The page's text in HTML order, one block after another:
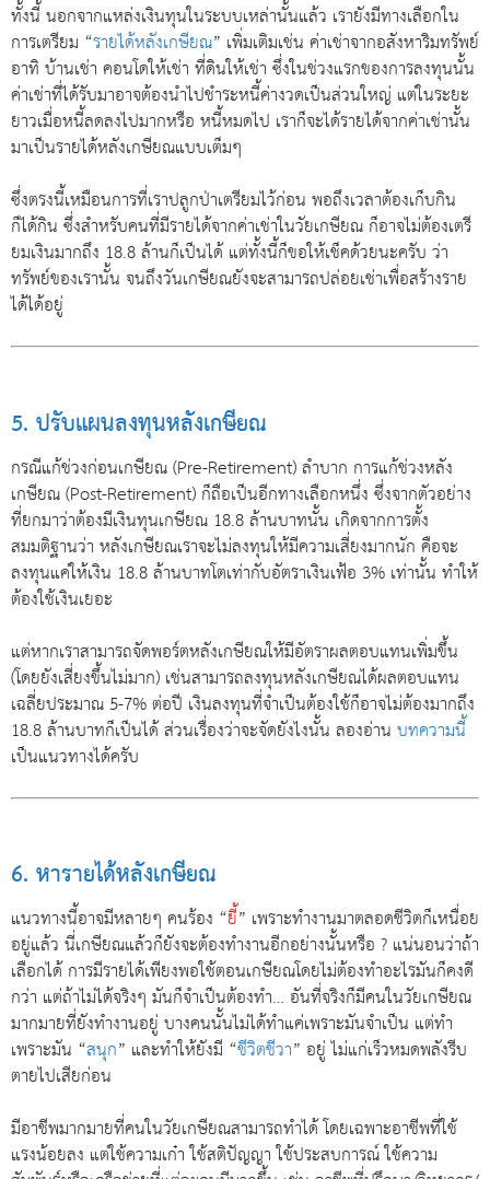
ทั้งนี้ นอกจากแหล่งเงินทุนในระบบเหล่านั้นแล้ว เรายังมีทางเลือกใน
การเตรียม “รายได้หลังเกษียณ” เพิ่มเติมเช่น ค่าเช่าจากอสังหาริมทรัพย์
อาทิ บ้านเช่า คอนโดให้เช่า ที่ดินให้เช่า ซึ่งในช่วงแรกของการลงทุนนั้น
ค่าเช่าที่ได้รับมาอาจต้องนำไปชำระหนี้ค่างวดเป็นส่วนใหญ่ แต่ในระยะ
ยาวเมื่อหนี้ลดลงไปมากหรือ หนี้หมดไป เราก็จะได้รายได้จากค่าเช่านั้น
มาเป็นรายได้หลังเกษียณแบบเต็มๆ
ซึ่งตรงนี้เหมือนการที่เราปลูกป่าเตรียมไว้ก่อน พอถึงเวลาต้องเก็บกิน
ก็ได้กิน ซึ่งสำหรับคนที่มีรายได้จากค่าเช่าในวัยเกษียณ ก็อาจไม่ต้องเตรี
ยมเงินมากถึง 18.8 ล้านก็เป็นได้ แต่ทั้งนี้ก็ขอให้เช็คด้วยนะครับ ว่า
ทรัพย์ของเรานั้น จนถึงวันเกษียณยังจะสามารถปล่อยเช่าเพื่อสร้างราย
ได้ได้อยู่
5. ปรับแผนลงทุนหลังเกษียณ
กรณีแก้ช่วงก่อนเกษียณ (Pre-Retirement) ลำบาก การแก้ช่วงหลัง
เกษียณ (Post-Retirement) ก็ถือเป็นอีกทางเลือกหนึ่ง ซึ่งจากตัวอย่าง
ที่ยกมาว่าต้องมีเงินทุนเกษียณ 18.8 ล้านบาทนั้น เกิดจากการตั้ง
สมมติฐานว่า หลังเกษียณเราจะไม่ลงทุนให้มีความเสี่ยงมากนัก คือจะ
ลงทุนแค่ให้เงิน 18.8 ล้านบาทโตเท่ากับอัตราเงินเฟ้อ 3% เท่านั้น ทำให้
ต้องใช้เงินเยอะ
แต่หากเราสามารถจัดพอร์ตหลังเกษียณให้มีอัตราผลตอบแทนเพิ่มขึ้น
(โดยยังเสี่ยงขึ้นไม่มาก) เช่นสามารถลงทุนหลังเกษียณได้ผลตอบแทน
เฉลี่ยประมาณ 5-7% ต่อปี เงินลงทุนที่จำเป็นต้องใช้ก็อาจไม่ต้องมากถึง
18.8 ล้านบาทก็เป็นได้ ส่วนเรื่องว่าจะจัดยังไงนั้น ลองอ่าน บทความนี้
เป็นแนวทางได้ครับ
6. หารายได้หลังเกษียณ
แนวทางนี้อาจมีหลายๆ คนร้อง “ยี้” เพราะทำงานมาตลอดชีวิตก็เหนื่อย
อยู่แล้ว นี่เกษียณแล้วก็ยังจะต้องทำงานอีกอย่างนั้นหรือ ? แน่นอนว่าถ้า
เลือกได้ การมีรายได้เพียงพอใช้ตอนเกษียณโดยไม่ต้องทำอะไรมันก็คงดี
กว่า แต่ถ้าไม่ได้จริงๆ มันก็จำเป็นต้องทำ… อันที่จริงก็มีคนในวัยเกษียณ
มากมายที่ยังทำงานอยู่ บางคนนั้นไม่ได้ทำแค่เพราะมันจำเป็น แต่ทำ
เพราะมัน “สนุก” และทำให้ยังมี “ชีวิตชีวา” อยู่ ไม่แก่เร็วหมดพลังรีบ
ตายไปเสียก่อน
มีอาชีพมากมายที่คนในวัยเกษียณสามารถทำได้ โดยเฉพาะอาชีพที่ใช้
แรงน้อยลง แต่ใช้ความเก๋า ใช้สติปัญญา ใช้ประสบการณ์ ใช้ความ